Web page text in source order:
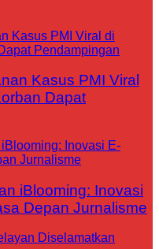
Kasus PMI Viral
Dapat
iBlooming: Inovasi
Depan Jurnalisme